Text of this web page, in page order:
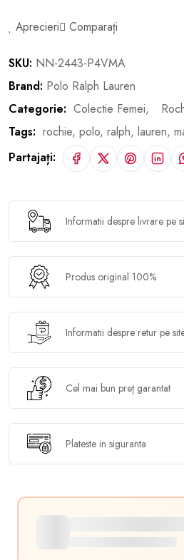
Aprecieri Comparați
SKU: NN-2443-P4VMA
Brand: Polo Ralph Lauren
Categorie: Colectie Femei,
Tags: rochie, polo, ralph, lauren,
Partajați:
Informatii despre livrare pe
Produs original 100%
Informatii despre retur pe
Cel mai bun preț garantat
Plateste in siguranta